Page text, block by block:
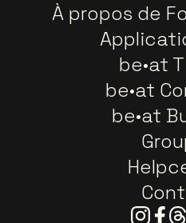
À propos de
be•at
be•at
be•at